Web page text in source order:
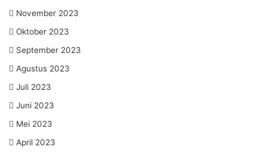
November 2023
Oktober 2023
September 2023
Agustus 2023
Juli 2023
Juni 2023
Mei 2023
April 2023